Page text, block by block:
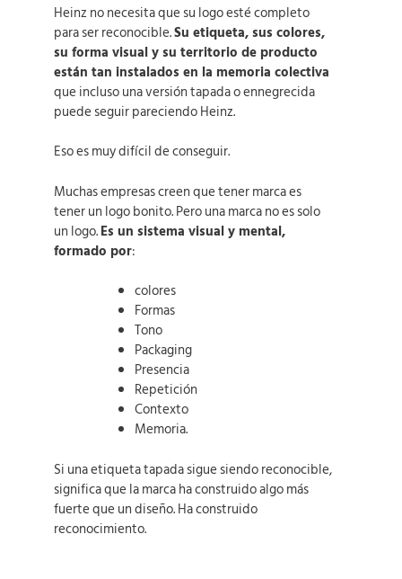
Heinz no necesita que su logo esté completo
para ser reconocible.Su etiqueta, sus colores,
su forma visual y su territorio de producto
están tan instalados en la memoria colectiva
que incluso una versión tapada o ennegrecida
puede seguir pareciendo Heinz.
Eso es muy difícil de conseguir.
Muchas empresas creen que tener marca es
tener un logo bonito. Pero una marca no es solo
un logo.Es un sistema visual y mental,
formado por:
colores
Formas
Tono
Packaging
Presencia
Repetición
Contexto
Memoria.
Si una etiqueta tapada sigue siendo reconocible,
significa que la marca ha construido algo más
fuerte que un diseño. Ha construido
reconocimiento.